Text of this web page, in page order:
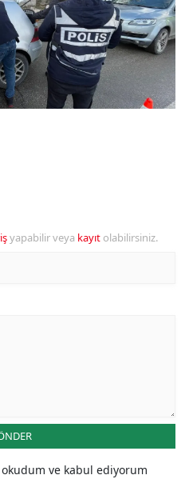
yapabilir veya kayıt olabilirsiniz.
okudum ve kabul ediyorum